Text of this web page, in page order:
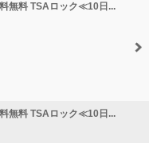
無料 TSAロック≪10日...
無料 TSAロック≪10日...